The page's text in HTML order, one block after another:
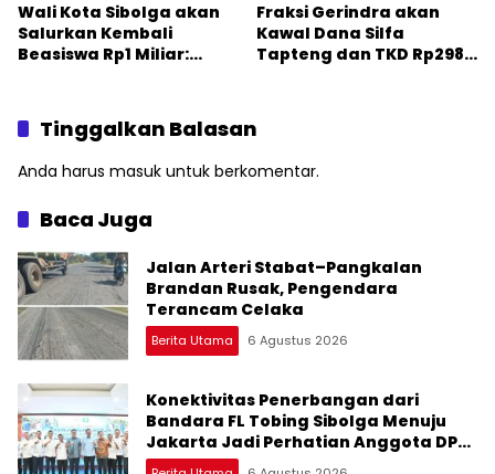
Wali Kota Sibolga akan
Salurkan Kembali
Beasiswa Rp1 Miliar:
Bencana
Fraksi Gerindra akan
Kawal Dana Silfa
Tapteng dan TKD Rp298
Tinggalkan Balasan
Anda harus masuk untuk berkomentar.
Baca Juga
Jalan Arteri Stabat–Pangkalan
Brandan Rusak, Pengendara
Terancam Celaka
Berita Utama 6 Agustus 2026
Konektivitas Penerbangan dari
Bandara FL Tobing Sibolga Menuju
Jakarta Jadi Perhatian Anggota DPR
RI Muhammad Lokot Nasution